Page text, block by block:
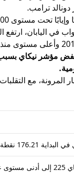
ترامب.
على ذلك، واصل مؤشر نيكاي
176.21 نقطة
85.25